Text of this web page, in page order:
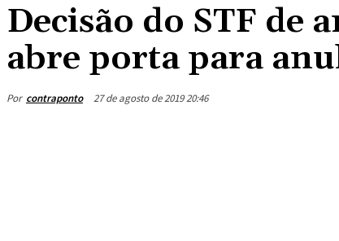
Decisão do STF de
abre porta para
Por contraponto 27 de agosto de 2019 20:46